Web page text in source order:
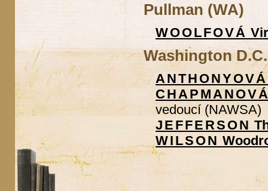
Pullman (WA)
WOOLFOVÁ
Washington D.C.
ANTHONYOVÁ
vedoucí (NAWSA)
JEFFERSON
WILSON